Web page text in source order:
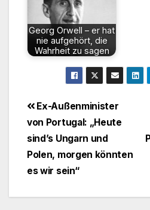
Georg Orwell – er hat
nie aufgehört, die
Wahrheit zu sagen
Ex-Außenminister
von Portugal: „Heute
sind’s Ungarn und
Polen, morgen könnten
es wir sein“